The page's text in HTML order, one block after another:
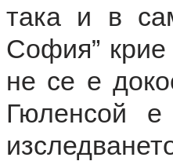
така и в
София”
не се е
Гюленсой е